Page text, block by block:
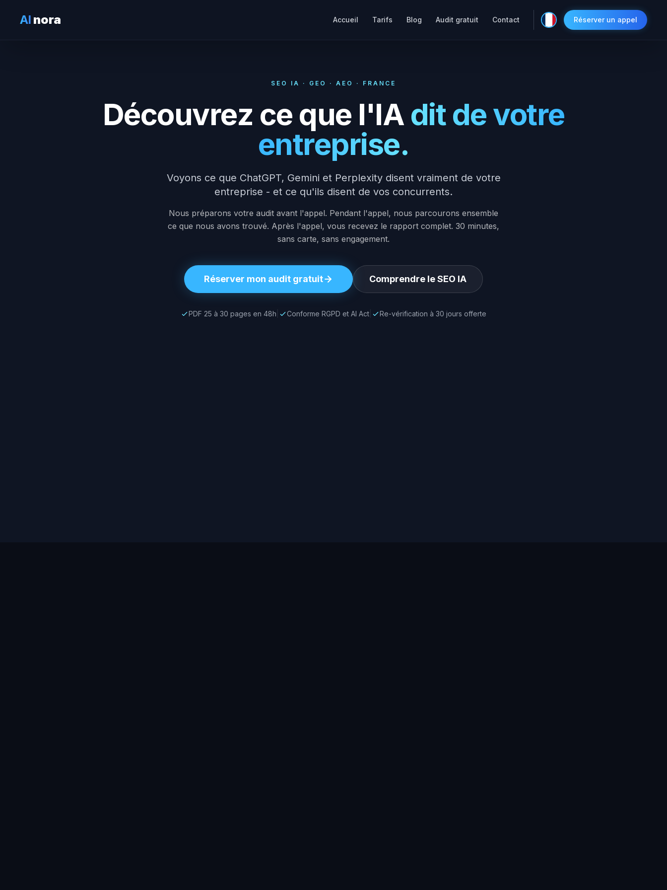
AI nora Accueil Tarifs Blog Audit gratuit Contact Réserver un appel
SEO IA · GEO · AEO · FRANCE
Découvrez ce que l'IA dit de votre
entreprise.
Voyons ce que ChatGPT, Gemini et Perplexity disent vraiment de votre
entreprise - et ce qu'ils disent de vos concurrents.
Nous préparons votre audit avant l'appel. Pendant l'appel, nous parcourons ensemble
ce que nous avons trouvé. Après l'appel, vous recevez le rapport complet. 30 minutes,
sans carte, sans engagement.
Réserver mon audit gratuit Comprendre le SEO IA
PDF 25 à 30 pages en 48h Conforme RGPD et AI Act Re-vérification à 30 jours offerte